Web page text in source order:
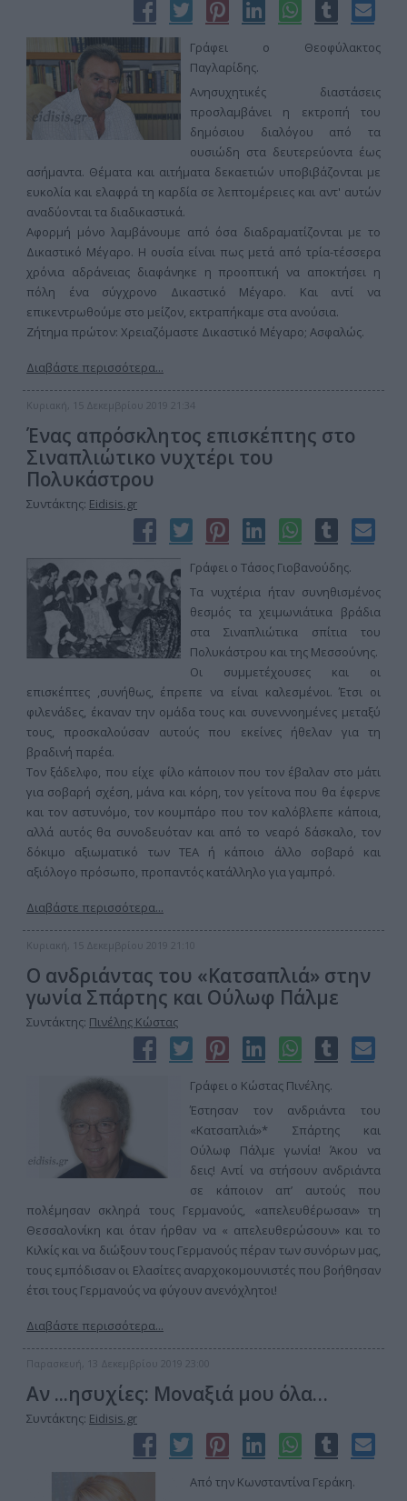
Γράφει ο Θεοφύλακτος
Παγλαρίδης.
Ανησυχητικές διαστάσεις
προσλαμβάνει η εκτροπή του
δημόσιου διαλόγου από τα
ουσιώδη στα δευτερεύοντα έως
ασήμαντα. Θέματα και αιτήματα δεκαετιών υποβιβάζονται με
ευκολία και ελαφρά τη καρδία σε λεπτομέρειες και αντ' αυτών
αναδύονται τα διαδικαστικά.
Αφορμή μόνο λαμβάνουμε από όσα διαδραματίζονται με το
Δικαστικό Μέγαρο. Η ουσία είναι πως μετά από τρία-τέσσερα
χρόνια αδράνειας διαφάνηκε η προοπτική να αποκτήσει η
πόλη ένα σύγχρονο Δικαστικό Μέγαρο. Και αντί να
επικεντρωθούμε στο μείζον, εκτραπήκαμε στα ανούσια.
Ζήτημα πρώτον: Χρειαζόμαστε Δικαστικό Μέγαρο; Ασφαλώς.
Διαβάστε περισσότερα...
Κυριακή, 15 Δεκεμβρίου 2019 21:34
Ένας απρόσκλητος επισκέπτης στο
Σιναπλιώτικο νυχτέρι του
Πολυκάστρου
Συντάκτης: Eidisis.gr
Γράφει ο Τάσος Γιοβανούδης.
Τα νυχτέρια ήταν συνηθισμένος
θεσμός τα χειμωνιάτικα βράδια
στα Σιναπλιώτικα σπίτια του
Πολυκάστρου και της Μεσσούνης.
Οι συμμετέχουσες και οι
επισκέπτες ,συνήθως, έπρεπε να είναι καλεσμένοι. Έτσι οι
φιλενάδες, έκαναν την ομάδα τους και συνεννοημένες μεταξύ
τους, προσκαλούσαν αυτούς που εκείνες ήθελαν για τη
βραδινή παρέα.
Τον ξάδελφο, που είχε φίλο κάποιον που τον έβαλαν στο μάτι
για σοβαρή σχέση, μάνα και κόρη, τον γείτονα που θα έφερνε
και τον αστυνόμο, τον κουμπάρο που τον καλόβλεπε κάποια,
αλλά αυτός θα συνοδευόταν και από το νεαρό δάσκαλο, τον
δόκιμο αξιωματικό των ΤΕΑ ή κάποιο άλλο σοβαρό και
αξιόλογο πρόσωπο, προπαντός κατάλληλο για γαμπρό.
Διαβάστε περισσότερα...
Κυριακή, 15 Δεκεμβρίου 2019 21:10
Ο ανδριάντας του «Κατσαπλιά» στην
γωνία Σπάρτης και Ούλωφ Πάλμε
Συντάκτης: Πινέλης Κώστας
Γράφει ο Κώστας Πινέλης.
Έστησαν τον ανδριάντα του
«Κατσαπλιά»* Σπάρτης και
Ούλωφ Πάλμε γωνία! Άκου να
δεις! Αντί να στήσουν ανδριάντα
σε κάποιον απ’ αυτούς που
πολέμησαν σκληρά τους Γερμανούς, «απελευθέρωσαν» τη
Θεσσαλονίκη και όταν ήρθαν να « απελευθερώσουν» και το
Κιλκίς και να διώξουν τους Γερμανούς πέραν των συνόρων μας,
τους εμπόδισαν οι Ελασίτες αναρχοκομουνιστές που βοήθησαν
έτσι τους Γερμανούς να φύγουν ανενόχλητοι!
Διαβάστε περισσότερα...
Παρασκευή, 13 Δεκεμβρίου 2019 23:00
Αν ...ησυχίες: Μοναξιά μου όλα…
Συντάκτης: Eidisis.gr
Από την Κωνσταντίνα Γεράκη.